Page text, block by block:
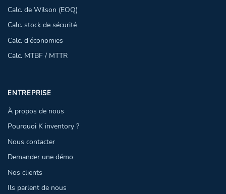
Calc. de Wilson (EOQ)
Calc. stock de sécurité
Calc. d'économies
Calc. MTBF / MTTR
ENTREPRISE
À propos de nous
Pourquoi K inventory ?
Nous contacter
Demander une démo
Nos clients
Ils parlent de nous